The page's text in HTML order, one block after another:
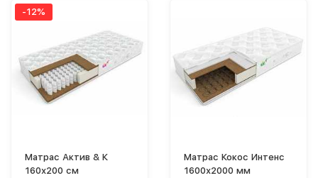
-12%
Матрас Актив & К
160х200 см
Матрас Кокос Интенс
1600х2000 мм